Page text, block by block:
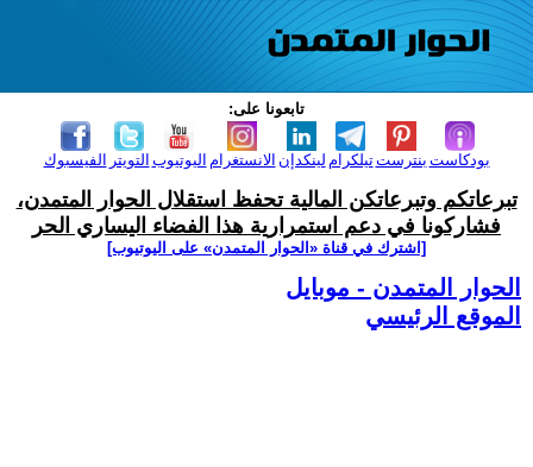
تابعونا على:
الفيسبوك التويتر اليوتيوب الانستغرام لينكدإن تيلكرامبنترست بودكاست
تبرعاتكم وتبرعاتكن المالية تحفظ استقلال الحوار المتمدن،
فشاركونا في دعم استمرارية هذا الفضاء اليساري الحر
[اشترك في قناة ‫«الحوار المتمدن» على اليوتيوب]
الحوار المتمدن - موبايل
الموقع الرئيسي